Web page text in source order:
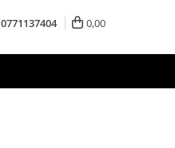
0771137404 0,00